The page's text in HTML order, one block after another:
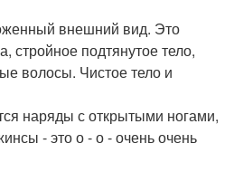
внешний вид. Это
стройное подтянутое тело,
волосы. Чистое тело и
наряды с открытыми ногами,
- это о - о - очень очень